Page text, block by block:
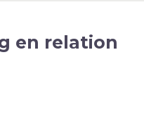
en relation